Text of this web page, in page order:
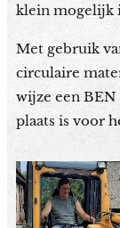
klein mogelijk
Met gebruik
circulaire
wijze een BEN
plaats is voor